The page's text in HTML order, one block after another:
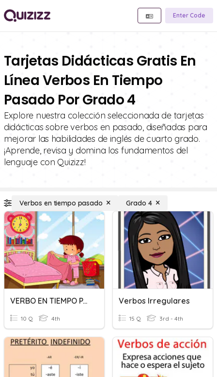
Enter Code
Tarjetas Didácticas Gratis En
Línea Verbos En Tiempo
Pasado Por Grado 4
Explore nuestra colección seleccionada de tarjetas
didácticas sobre verbos en pasado, diseñadas para
mejorar las habilidades de inglés de cuarto grado.
¡Aprende, revisa y domina los fundamentos del
lenguaje con Quizizz!
Verbos en tiempo pasado Grado 4
VERBO EN TIEMPO PASADO
10 Q 4th
Verbos Irregulares
15 Q 3rd - 4th